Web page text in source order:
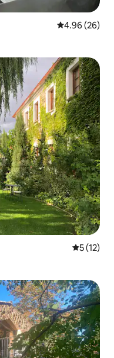
平均评分 4.96
4.96 (26)
平均评分
5 (12)